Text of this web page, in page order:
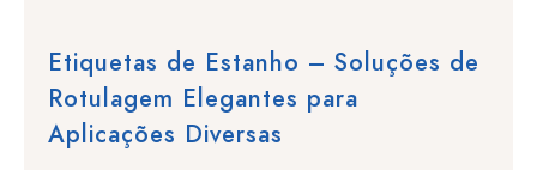
Etiquetas de Estanho – Soluções de
Rotulagem Elegantes para
Aplicações Diversas